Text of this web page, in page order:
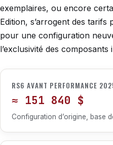
exemplaires, ou encore
Edition, s’arrogent des tarifs
pour une configuration
l’exclusivité des composants
RS6 AVANT PERFORMANCE
≈ 151 840 $
Configuration d’origine, base